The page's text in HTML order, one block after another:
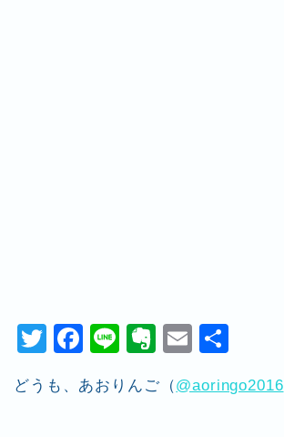
T
tt
F
c
Li
e
E
er
E
ai
どうも、あおりんご（@aoringo2016